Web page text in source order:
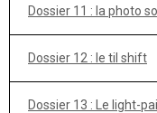
Dossier 11 : la photo
Dossier 12 : le til shift
Dossier 13 : Le light-